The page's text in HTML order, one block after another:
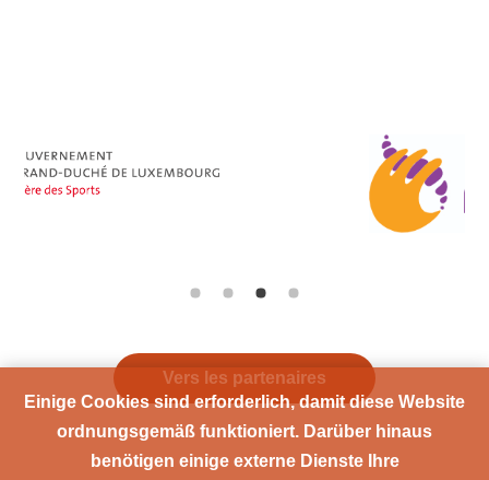
Vers les partenaires
Einige Cookies sind erforderlich, damit diese Website
ordnungsgemäß funktioniert. Darüber hinaus
benötigen einige externe Dienste Ihre